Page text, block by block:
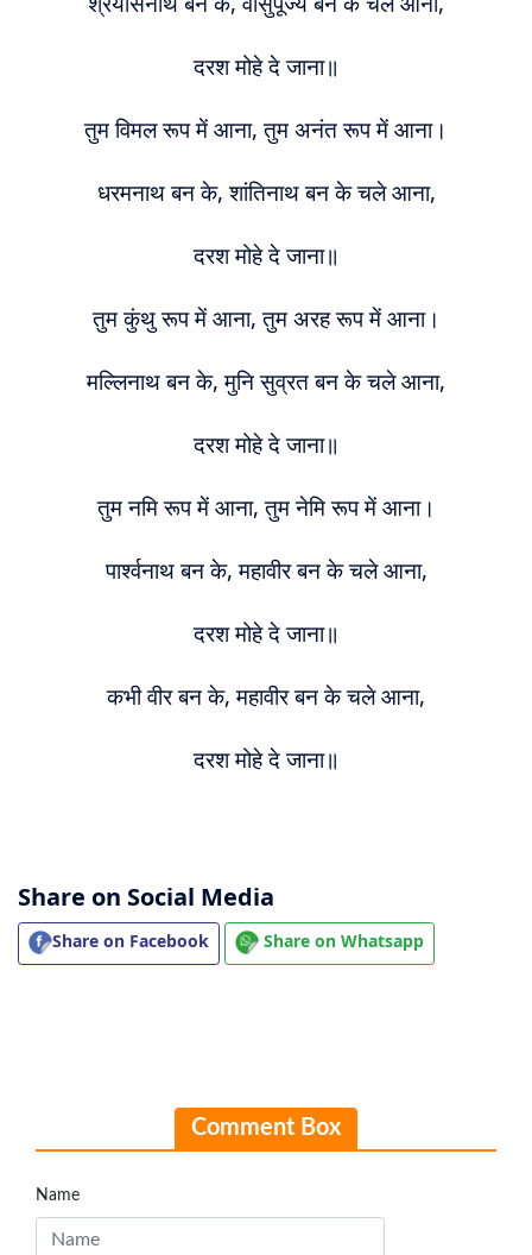
दरश मोहे दे जाना॥
तुम विमल रूप में आना, तुम अनंत रूप में आना।
धरमनाथ बन के, शांतिनाथ बन के चले आना,
दरश मोहे दे जाना॥
तुम कुंथु रूप में आना, तुम अरह रूप में आना।
मल्लिनाथ बन के, मुनि सुव्रत बन के चले आना,
दरश मोहे दे जाना॥
तुम नमि रूप में आना, तुम नेमि रूप में आना।
पार्श्वनाथ बन के, महावीर बन के चले आना,
दरश मोहे दे जाना॥
कभी वीर बन के, महावीर बन के चले आना,
दरश मोहे दे जाना॥
Share on Social Media
Share on Facebook Share on Whatsapp
Comment Box
Name